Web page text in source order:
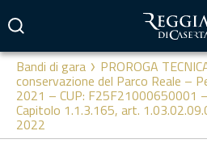
contenuto
Bandi di gara
PROROGA
conservazione del Parco Reale –
2021 – CUP: F25F21000650001
Capitolo 1.1.3.165, art.
2022